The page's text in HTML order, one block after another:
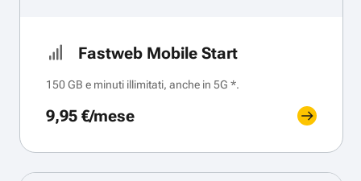
Fastweb Mobile Start
150 GB e minuti illimitati, anche in 5G *.
9,95 €/mese